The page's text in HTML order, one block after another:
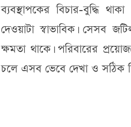
ব্যবস্থাপকের বিচার-বুদ্ধি
দেওয়াটা স্বাভাবিক। সেসব
ক্ষমতা থাকে। পরিবারের
চলে এসব ভেবে দেখা ও সঠিক